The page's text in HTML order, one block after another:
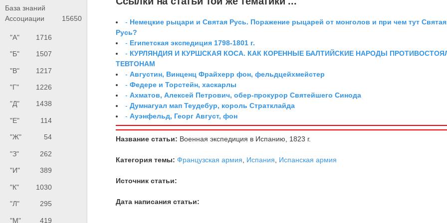
База знаний
Ассоциации
15650
"А" 1716
"Б" 1507
"В" 1217
"Г" 1226
"Д" 1438
"Е" 114
"Ж" 54
"З" 262
"И" 389
"К" 1030
"Л" 295
"М" 419
- Немецкие рыцари и Святая Русь. Поражение рыцарей от монголов и при чем тут Святая
Русь?
- Египетская экспедиция 1798-1801 г.
- КУРЛЯНДИЯ И КУРШСКАЯ КОСА. КАК КОРЕННЫЕ БАЛТИЙСКИЕ НАРОДЫ
ТЕВТОНАМ
-Августин, Винценц Фрайхерр фон, фельдцейхмейстер
-Федере и Торстейн, хаскарлы
-Ахматов, Алексей Петрович, обер-прокурор Святейшего Синода
-Думнагуал мап Теудебур, король Стратклайда
-Ауэнфельд, Георг Август, фон
Название статьи: Военная экспедиция в Испанию, 1823 г.
Категория темы: Французская армия Испания Испанская армия
Источник статьи:
Дата написания статьи: